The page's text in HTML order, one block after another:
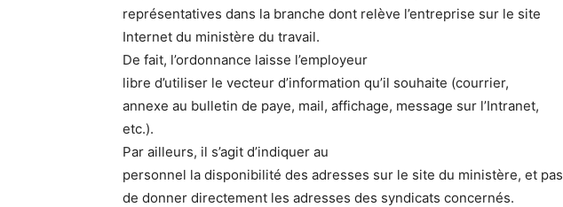
représentatives dans la branche dont relève l’entreprise sur le site
Internet du ministère du travail.
De fait, l’ordonnance laisse l’employeur
libre d’utiliser le vecteur d’information qu’il souhaite (courrier,
annexe au bulletin de paye, mail, affichage, message sur l’Intranet,
etc.).
Par ailleurs, il s’agit d’indiquer au
personnel la disponibilité des adresses sur le site du ministère, et pas
de donner directement les adresses des syndicats concernés.